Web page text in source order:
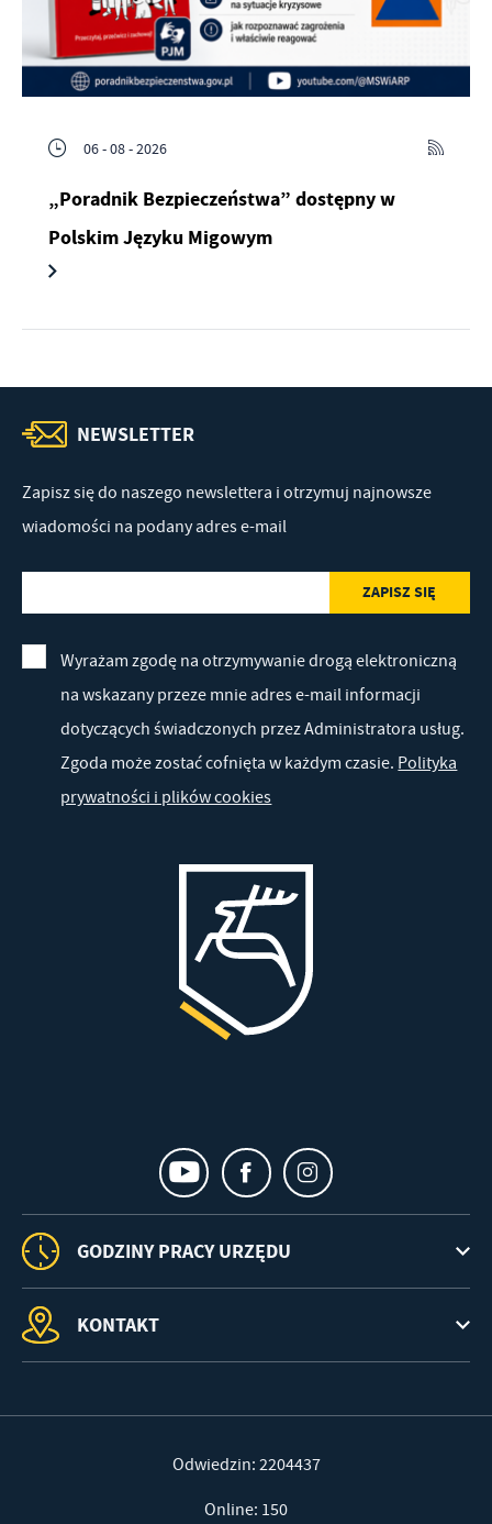
06 - 08 - 2026
„Poradnik Bezpieczeństwa” dostępny w
Polskim Języku Migowym
NEWSLETTER
Zapisz się do naszego newslettera i otrzymuj najnowsze
wiadomości na podany adres e-mail
Wyrażam zgodę na otrzymywanie drogą elektroniczną
na wskazany przeze mnie adres e-mail informacji
dotyczących świadczonych przez Administratora usług.
Zgoda może zostać cofnięta w każdym czasie. Polityka
prywatności i plików cookies
GODZINY PRACY URZĘDU
KONTAKT
Odwiedzin: 2204437
Online: 150